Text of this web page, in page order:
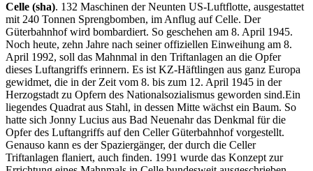
Celle (sha). 132 Maschinen der Neunten US-Luftflotte, ausgestattet
mit 240 Tonnen Sprengbomben, im Anflug auf Celle. Der
Güterbahnhof wird bombardiert. So geschehen am 8. April 1945.
Noch heute, zehn Jahre nach seiner offiziellen Einweihung am 8.
April 1992, soll das Mahnmal in den Triftanlagen an die Opfer
dieses Luftangriffs erinnern. Es ist KZ-Häftlingen aus ganz Europa
gewidmet, die in der Zeit vom 8. bis zum 12. April 1945 in der
Herzogstadt zu Opfern des Nationalsozialismus geworden sind.Ein
liegendes Quadrat aus Stahl, in dessen Mitte wächst ein Baum. So
hatte sich Jonny Lucius aus Bad Neuenahr das Denkmal für die
Opfer des Luftangriffs auf den Celler Güterbahnhof vorgestellt.
Genauso kann es der Spaziergänger, der durch die Celler
Triftanlagen flaniert, auch finden. 1991 wurde das Konzept zur